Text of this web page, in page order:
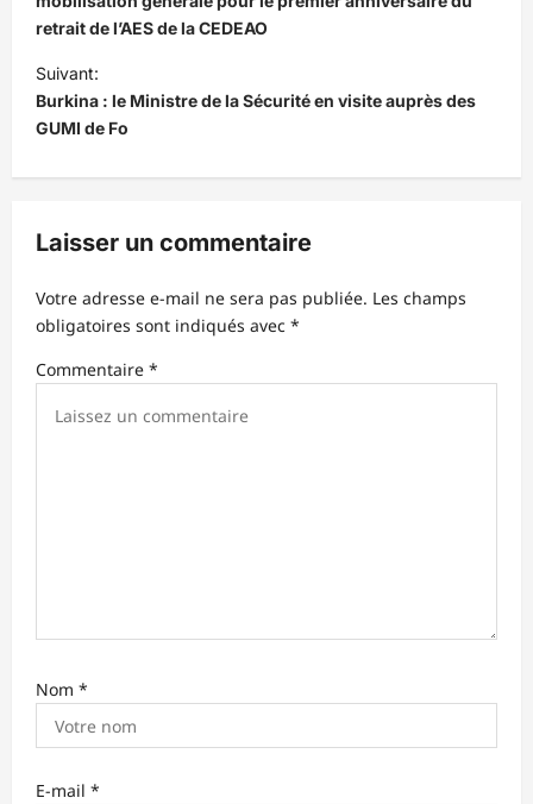
i
g
a
o
d
’
a
retrait de l’AES de la CEDEAO
Suivant:
Burkina : le Ministre de la Sécurité en visite auprès des
GUMI de Fo
Laisser un commentaire
Votre adresse e-mail ne sera pas publiée. Les champs
obligatoires sont indiqués avec *
Commentaire *
Nom *
E-mail *